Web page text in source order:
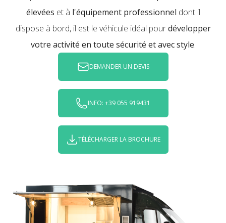
élevées et à l'équipement professionnel dont il
dispose à bord, il est le véhicule idéal pourdévelopper
votre activité en toute sécurité et avec style.
DEMANDER UN DEVIS
INFO: +39 055 919431
TÉLÉCHARGER LA BROCHURE